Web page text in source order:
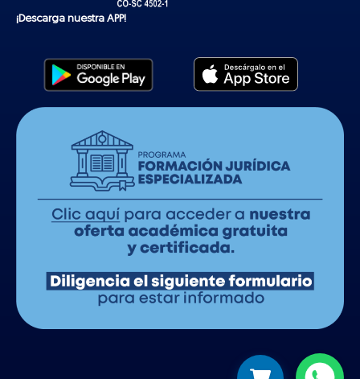
¡Descarga nuestra APP!